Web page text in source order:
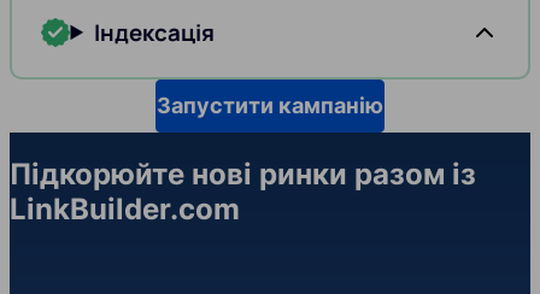
Індексація
Запустити кампанію
Підкорюйте нові ринки разом із
LinkBuilder.com